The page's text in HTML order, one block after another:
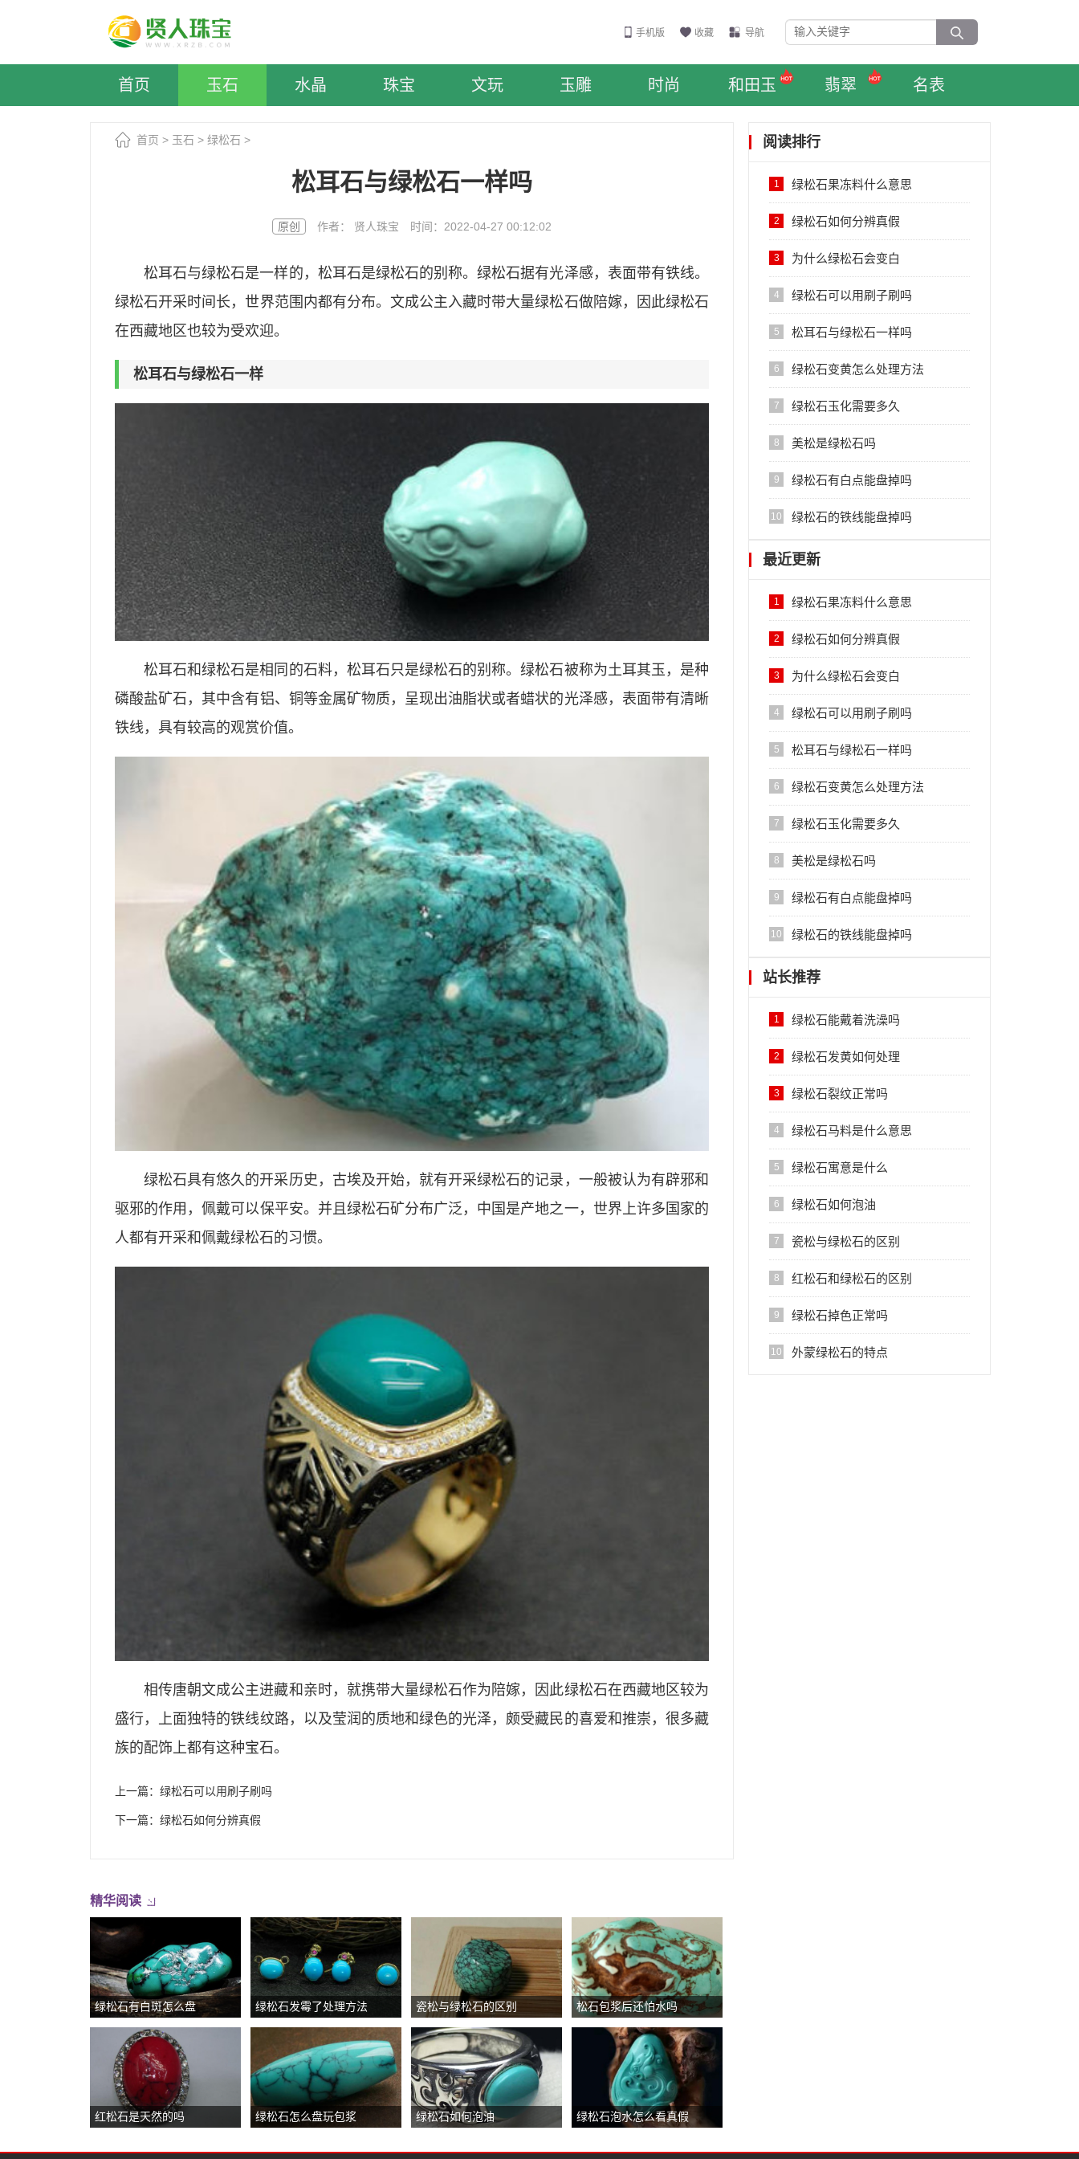
手机版 收藏 导航
首页 玉石 水晶 珠宝 文玩 玉雕 时尚 和田玉 翡翠 名表
首页 > 玉石 > 绿松石 >
松耳石与绿松石一样吗
原创 作者： 贤人珠宝 时间：2022-04-27 00:12:02
松耳石与绿松石是一样的，松耳石是绿松石的别称。绿松石据有光泽感，表面带有铁线。
绿松石开采时间长，世界范围内都有分布。文成公主入藏时带大量绿松石做陪嫁，因此绿松石
在西藏地区也较为受欢迎。
松耳石与绿松石一样
松耳石和绿松石是相同的石料，松耳石只是绿松石的别称。绿松石被称为土耳其玉，是种
磷酸盐矿石，其中含有铝、铜等金属矿物质，呈现出油脂状或者蜡状的光泽感，表面带有清晰
铁线，具有较高的观赏价值。
绿松石具有悠久的开采历史，古埃及开始，就有开采绿松石的记录，一般被认为有辟邪和
驱邪的作用，佩戴可以保平安。并且绿松石矿分布广泛，中国是产地之一，世界上许多国家的
人都有开采和佩戴绿松石的习惯。
相传唐朝文成公主进藏和亲时，就携带大量绿松石作为陪嫁，因此绿松石在西藏地区较为
盛行，上面独特的铁线纹路，以及莹润的质地和绿色的光泽，颇受藏民的喜爱和推崇，很多藏
族的配饰上都有这种宝石。
上一篇： 绿松石可以用刷子刷吗
下一篇： 绿松石如何分辨真假
精华阅读
绿松石有白斑怎么盘 绿松石发霉了处理方法 瓷松与绿松石的区别 松石包浆后还怕水吗
红松石是天然的吗 绿松石怎么盘玩包浆 绿松石如何泡油 绿松石泡水怎么看真假
阅读排行
1 绿松石果冻料什么意思
2 绿松石如何分辨真假
3 为什么绿松石会变白
4 绿松石可以用刷子刷吗
5 松耳石与绿松石一样吗
6 绿松石变黄怎么处理方法
7 绿松石玉化需要多久
8 美松是绿松石吗
9 绿松石有白点能盘掉吗
10 绿松石的铁线能盘掉吗
最近更新
1 绿松石果冻料什么意思
2 绿松石如何分辨真假
3 为什么绿松石会变白
4 绿松石可以用刷子刷吗
5 松耳石与绿松石一样吗
6 绿松石变黄怎么处理方法
7 绿松石玉化需要多久
8 美松是绿松石吗
9 绿松石有白点能盘掉吗
10 绿松石的铁线能盘掉吗
站长推荐
1 绿松石能戴着洗澡吗
2 绿松石发黄如何处理
3 绿松石裂纹正常吗
4 绿松石马料是什么意思
5 绿松石寓意是什么
6 绿松石如何泡油
7 瓷松与绿松石的区别
8 红松石和绿松石的区别
9 绿松石掉色正常吗
10 外蒙绿松石的特点